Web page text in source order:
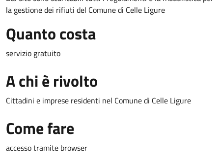
la gestione dei rifiuti del Comune di Celle Ligure
Quanto costa
servizio gratuito
A chi è rivolto
Cittadini e imprese residenti nel Comune di Celle Ligure
Come fare
accesso tramite browser